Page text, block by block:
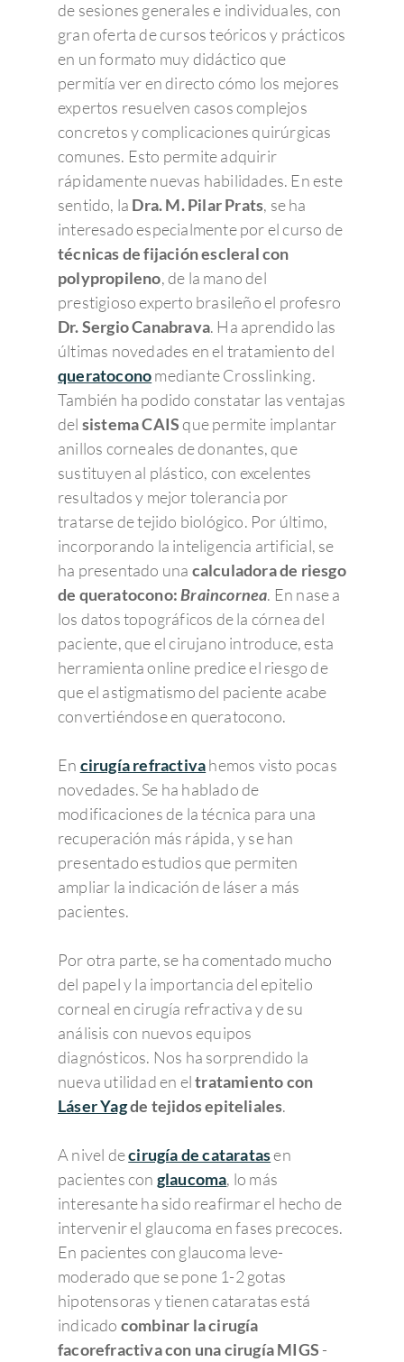
de sesiones generales e individuales, con
gran oferta de cursos teóricos y prácticos
en un formato muy didáctico que
permitía ver en directo cómo los mejores
expertos resuelven casos complejos
concretos y complicaciones quirúrgicas
comunes. Esto permite adquirir
rápidamente nuevas habilidades. En este
sentido, la Dra. M. Pilar Prats, se ha
interesado especialmente por el curso de
técnicas de fijación escleral con
polypropileno, de la mano del
prestigioso experto brasileño el profesro
Dr. Sergio Canabrava. Ha aprendido las
últimas novedades en el tratamiento del
queratoconomediante Crosslinking.
También ha podido constatar las ventajas
del sistema CAISque permite implantar
anillos corneales de donantes, que
sustituyen al plástico, con excelentes
resultados y mejor tolerancia por
tratarse de tejido biológico. Por último,
incorporando la inteligencia artificial, se
ha presentado una calculadora de riesgo
de queratocono:Braincornea. En nase a
los datos topográficos de la córnea del
paciente, que el cirujano introduce, esta
herramienta online predice el riesgo de
que el astigmatismo del paciente acabe
convertiéndose en queratocono.
En cirugía refractivahemos visto pocas
novedades. Se ha hablado de
modificaciones de la técnica para una
recuperación más rápida, y se han
presentado estudios que permiten
ampliar la indicación de láser a más
pacientes.
Por otra parte, se ha comentado mucho
del papel y la importancia del epitelio
corneal en cirugía refractiva y de su
análisis con nuevos equipos
diagnósticos. Nos ha sorprendido la
nueva utilidad en eltratamiento con
Láser Yagde tejidos epiteliales.
A nivel decirugía de cataratasen
pacientes con glaucoma, lo más
interesante ha sido reafirmar el hecho de
intervenir el glaucoma en fases precoces.
En pacientes con glaucoma leve-
moderado que se pone 1-2 gotas
hipotensoras y tienen cataratas está
indicado combinar la cirugía
facorefractiva con una cirugía MIGS -